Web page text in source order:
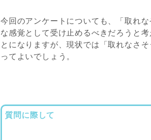
今回のアンケートについても、「取れ
な感覚として受け止めるべきだろうと
とになりますが、現状では「取れなさ
ってよいでしょう。
質問に際して